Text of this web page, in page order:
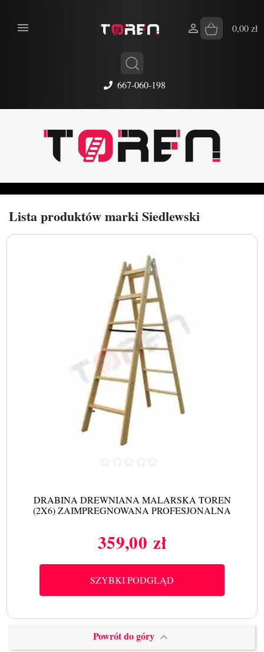
667-060-198
 0,00 zł

Lista produktów marki Siedlewski
DRABINA DREWNIANA MALARSKA TOREN
(2X6) ZAIMPREGNOWANA PROFESJONALNA
Cena
359,00 zł
SZYBKI PODGLĄD
Powrót do góry 